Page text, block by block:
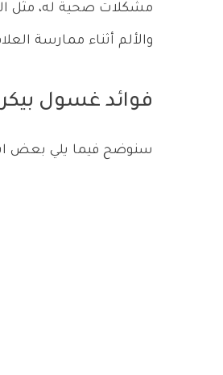
مشكلات صحية له، مثل
والألم أثناء ممارسة
فوائد غسول
سنوضح فيما يلي بعض